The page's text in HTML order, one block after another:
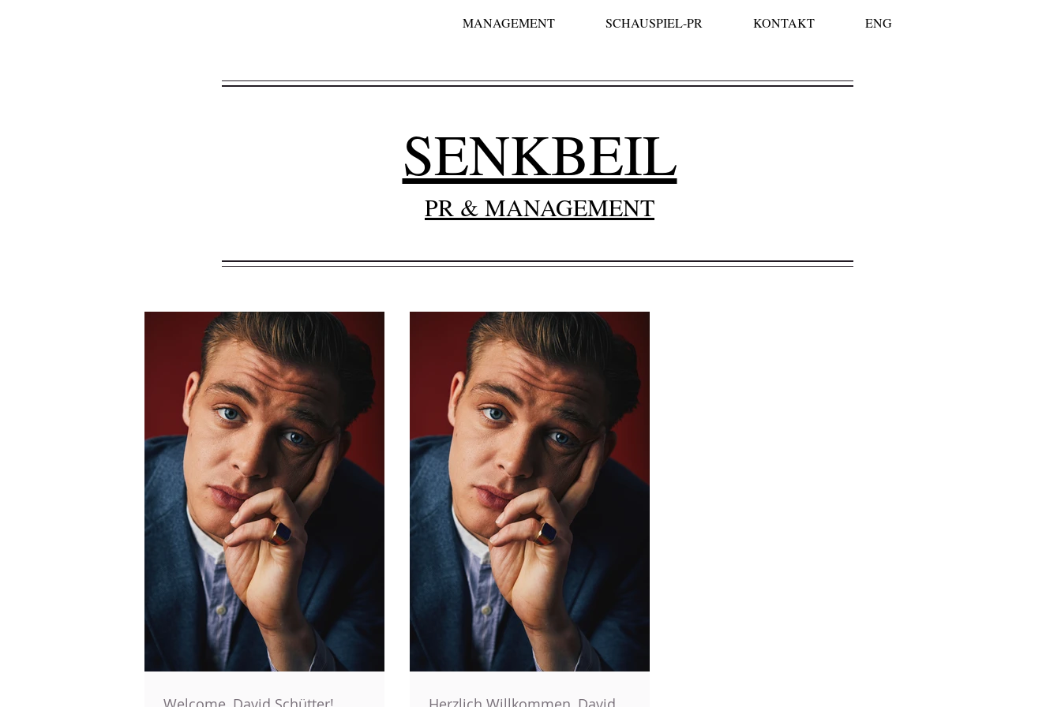
MANAGEMENT SCHAUSPIEL-PR KONTAKT ENG
SENKBEIL
PR & MANAGEMENT